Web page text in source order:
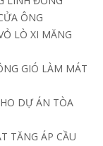
ÔNG
LÒ XI MĂNG
GIÓ LÀM MÁT
DỰ ÁN TÒA
TĂNG ÁP CẦU